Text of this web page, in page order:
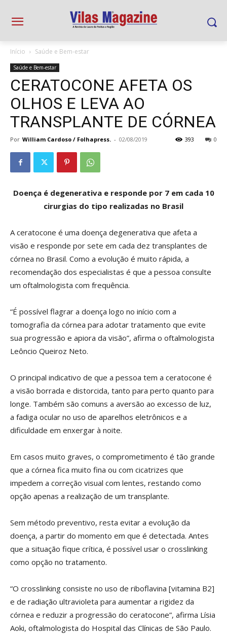
Início Saúde e Bem-estar
Saúde e Bem-estar
CERATOCONE AFETA OS
OLHOS E LEVA AO
TRANSPLANTE DE CÓRNEA
Por William Cardoso / Folhapress. - 02/08/2019 0
393
Doença é degenerativa e responde por 7 em cada 10
cirurgias do tipo realizadas no Brasil
A ceratocone é uma doença degenerativa que afeta a
visão e responde por sete em cada dez transplantes de
córnea no Brasil. Como a evolução é muito rápida, a
recomendação dos especialistas é que a pessoa consulte
um oftalmologista com frequência.
“É possível flagrar a doença logo no início com a
tomografia da córnea para adotar tratamento que evite
sua progressão e apiora da visão”, afirma o oftalmologista
Leôncio Queiroz Neto.
O principal indicativo de que a pessoa tem a ceratocone é
a visão borrada e distorcida, tanto para perto quanto para
longe. Também são comuns a aversão ao excesso de luz,
a fadiga ocular no uso de aparelhos eletrônicos e a
dificuldade em enxergar à noite.
Em casos muito graves, o comprometimento é tão grande
que a córnea fica muito fina ou com cicatrizes que
impedem a correção visual com lentes, restando como
opção apenas a realização de um transplante.
Sem método preventivo, resta evitar a evolução da
doença, a partir do momento em que é detectada. Antes
que a situação fique crítica, é possível usar o crosslinking
como opção no tratamento.
“O crosslinking consiste no uso de riboflavina [vitamina B2]
e de radiação ultravioleta para aumentar a rigidez da
córnea e reduzir a progressão do ceratocone”, afirma Lísia
Aoki, oftalmologista do Hospital das Clínicas de São Paulo.